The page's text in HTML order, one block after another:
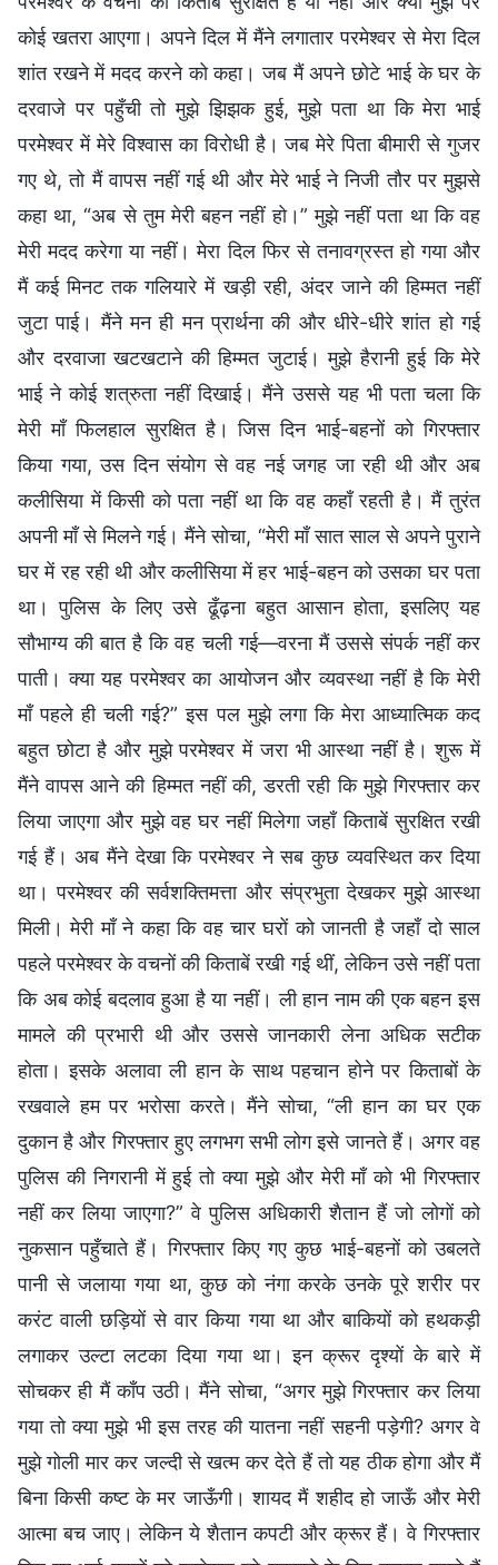
कोई खतरा आएगा। अपने दिल में मैंने लगातार परमेश्वर से मेरा दिल
शांत रखने में मदद करने को कहा। जब मैं अपने छोटे भाई के घर के
दरवाजे पर पहुँची तो मुझे झिझक हुई, मुझे पता था कि मेरा भाई
परमेश्वर में मेरे विश्वास का विरोधी है। जब मेरे पिता बीमारी से गुजर
गए थे, तो मैं वापस नहीं गई थी और मेरे भाई ने निजी तौर पर मुझसे
कहा था, “अब से तुम मेरी बहन नहीं हो।” मुझे नहीं पता था कि वह
मेरी मदद करेगा या नहीं। मेरा दिल फिर से तनावग्रस्त हो गया और
मैं कई मिनट तक गलियारे में खड़ी रही, अंदर जाने की हिम्मत नहीं
जुटा पाई। मैंने मन ही मन प्रार्थना की और धीरे-धीरे शांत हो गई
और दरवाजा खटखटाने की हिम्मत जुटाई। मुझे हैरानी हुई कि मेरे
भाई ने कोई शत्रुता नहीं दिखाई। मैंने उससे यह भी पता चला कि
मेरी माँ फिलहाल सुरक्षित है। जिस दिन भाई-बहनों को गिरफ्तार
किया गया, उस दिन संयोग से वह नई जगह जा रही थी और अब
कलीसिया में किसी को पता नहीं था कि वह कहाँ रहती है। मैं तुरंत
अपनी माँ से मिलने गई। मैंने सोचा, “मेरी माँ सात साल से अपने पुराने
घर में रह रही थी और कलीसिया में हर भाई-बहन को उसका घर पता
था। पुलिस के लिए उसे ढूँढ़ना बहुत आसान होता, इसलिए यह
सौभाग्य की बात है कि वह चली गई—वरना मैं उससे संपर्क नहीं कर
पाती। क्या यह परमेश्वर का आयोजन और व्यवस्था नहीं है कि मेरी
माँ पहले ही चली गई?” इस पल मुझे लगा कि मेरा आध्यात्मिक कद
बहुत छोटा है और मुझे परमेश्वर में जरा भी आस्था नहीं है। शुरू में
मैंने वापस आने की हिम्मत नहीं की, डरती रही कि मुझे गिरफ्तार कर
लिया जाएगा और मुझे वह घर नहीं मिलेगा जहाँ किताबें सुरक्षित रखी
गई हैं। अब मैंने देखा कि परमेश्वर ने सब कुछ व्यवस्थित कर दिया
था। परमेश्वर की सर्वशक्तिमत्ता और संप्रभुता देखकर मुझे आस्था
मिली। मेरी माँ ने कहा कि वह चार घरों को जानती है जहाँ दो साल
पहले परमेश्वर के वचनों की किताबें रखी गई थीं, लेकिन उसे नहीं पता
कि अब कोई बदलाव हुआ है या नहीं। ली हान नाम की एक बहन इस
मामले की प्रभारी थी और उससे जानकारी लेना अधिक सटीक
होता। इसके अलावा ली हान के साथ पहचान होने पर किताबों के
रखवाले हम पर भरोसा करते। मैंने सोचा, “ली हान का घर एक
दुकान है और गिरफ्तार हुए लगभग सभी लोग इसे जानते हैं। अगर वह
पुलिस की निगरानी में हुई तो क्या मुझे और मेरी माँ को भी गिरफ्तार
नहीं कर लिया जाएगा?” वे पुलिस अधिकारी शैतान हैं जो लोगों को
नुकसान पहुँचाते हैं। गिरफ्तार किए गए कुछ भाई-बहनों को उबलते
पानी से जलाया गया था, कुछ को नंगा करके उनके पूरे शरीर पर
करंट वाली छड़ियों से वार किया गया था और बाकियों को हथकड़ी
लगाकर उल्टा लटका दिया गया था। इन क्रूर दृश्यों के बारे में
सोचकर ही मैं काँप उठी। मैंने सोचा, “अगर मुझे गिरफ्तार कर लिया
गया तो क्या मुझे भी इस तरह की यातना नहीं सहनी पड़ेगी? अगर वे
मुझे गोली मार कर जल्दी से खत्म कर देते हैं तो यह ठीक होगा और मैं
बिना किसी कष्ट के मर जाऊँगी। शायद मैं शहीद हो जाऊँ और मेरी
आत्मा बच जाए। लेकिन ये शैतान कपटी और क्रूर हैं। वे गिरफ्तार